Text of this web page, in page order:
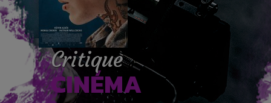
Critique
CINÉMA